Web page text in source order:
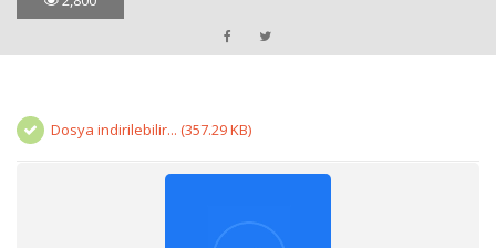
Dosya indirilebilir... (357.29 KB)